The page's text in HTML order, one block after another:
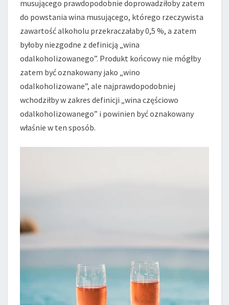
musującego prawdopodobnie doprowadziłoby zatem
do powstania wina musującego, którego rzeczywista
zawartość alkoholu przekraczałaby 0,5 %, a zatem
byłoby niezgodne z definicją „wina
odalkoholizowanego”. Produkt końcowy nie mógłby
zatem być oznakowany jako „wino
odalkoholizowane”, ale najprawdopodobniej
wchodziłby w zakres definicji „wina częściowo
odalkoholizowanego” i powinien być oznakowany
właśnie w ten sposób.